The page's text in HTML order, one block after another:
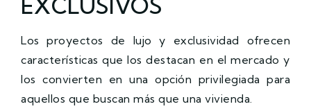
Los proyectos de lujo y exclusividad ofrecen
características que los destacan en el mercado y
los convierten en una opción privilegiada para
aquellos que buscan más que una vivienda.